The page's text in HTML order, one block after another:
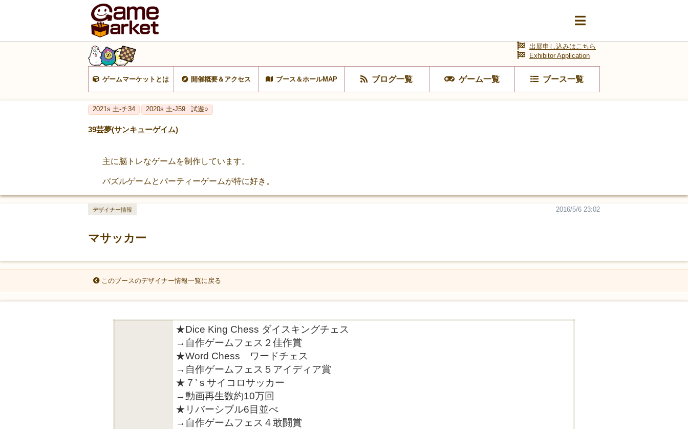
ゲームマーケットとは 開催概要＆アクセス ブース＆ホールMAP ブログ一覧 ゲーム一覧 ブース一覧
出展申し込みはこちら
Exhibitor Application
2021s 土-チ34 2020s 土-J59 試遊○
39芸夢(サンキューゲイム)
主に脳トレなゲームを制作しています。
パズルゲームとパーティーゲームが特に好き。
マサッカー
2016/5/6 23:02
デザイナー情報
このブースのデザイナー情報一覧に戻る
★Dice King Chess ダイスキングチェス
→自作ゲームフェス２佳作賞
★Word Chess ワードチェス
→自作ゲームフェス５アイディア賞
★７’ｓサイコロサッカー
→動画再生数約10万回
★リバーシブル6目並べ
→自作ゲームフェス４敢闘賞